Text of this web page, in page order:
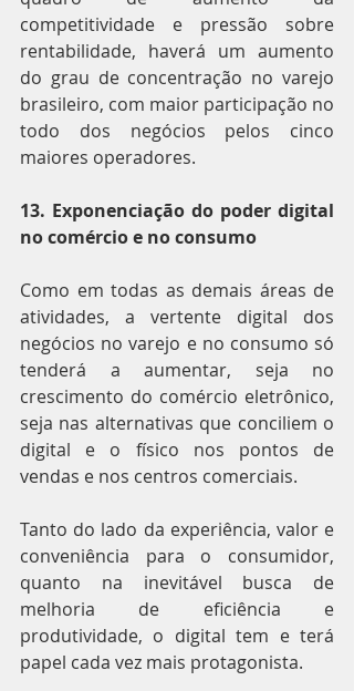
competitividade e pressão sobre
rentabilidade, haverá um aumento
do grau de concentração no varejo
brasileiro, com maior participação no
todo dos negócios pelos cinco
maiores operadores.
13. Exponenciação do poder digital
no comércio e no consumo
Como em todas as demais áreas de
atividades, a vertente digital dos
negócios no varejo e no consumo só
tenderá a aumentar, seja no
crescimento do comércio eletrônico,
seja nas alternativas que conciliem o
digital e o físico nos pontos de
vendas e nos centros comerciais.
Tanto do lado da experiência, valor e
conveniência para o consumidor,
quanto na inevitável busca de
melhoria de eficiência e
produtividade, o digital tem e terá
papel cada vez mais protagonista.